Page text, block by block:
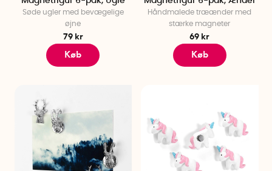
Søde ugler med bevægelige
øjne
79 kr
Køb
Håndmalede træænder med
stærke magneter
69 kr
Køb